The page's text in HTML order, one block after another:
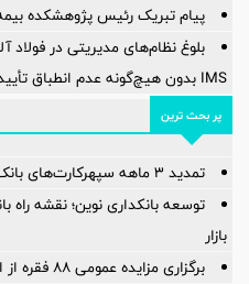
پیام تبریک رئیس پژوهشکده
بلوغ نظام‌های مدیریتی در فولاد
IMS بدون هیچ‌گونه عدم انطباق تأیید شد
پر بحث ترین
تمدید 3 ماهه سپهرکارت‌های بانک صادرات ایران
توسعه بانکداری نوین؛ نقشه راه
بازار
برگزاری مزایده عمومی ۸۸ فقره از املاك مازاد بانك ملت